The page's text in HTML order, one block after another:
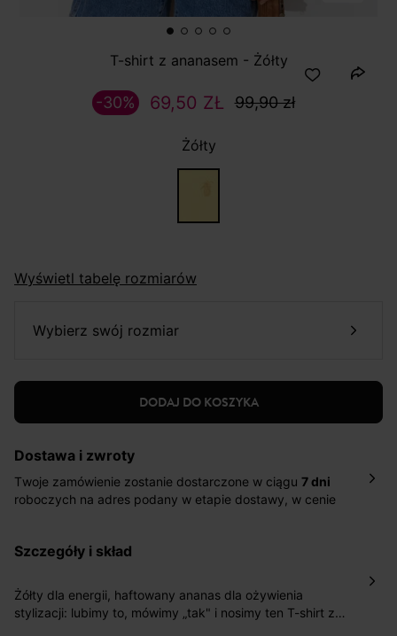
T-shirt z ananasem - Żółty
69,50 ZŁ 99,90 zł
-30%
Żółty
Wyświetl tabelę rozmiarów
wybierz swój rozmiar
DODAJ DO KOSZYKA
Dostawa i zwroty
Twoje zamówienie zostanie dostarczone w ciągu 7 dni
roboczych na adres podany w etapie dostawy, w cenie
pośrednictwem DHL Express.
roboczych do wybranego przez Ciebie paczkomatu , a
koszt przesyłki wynosi 9,40 zł.
szczegóły i skład
Żółty dla energii, haftowany ananas dla ożywienia
stylizacji: lubimy to, mówimy „tak" i nosimy ten T-shirt z